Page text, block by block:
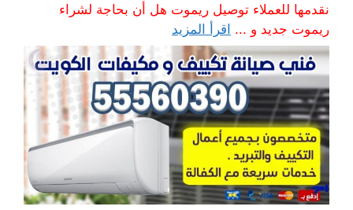
نقدمها للعملاء توصيل ريموت هل أن بحاجة لشراء
ريموت جديد و ... اقرأ المزيد